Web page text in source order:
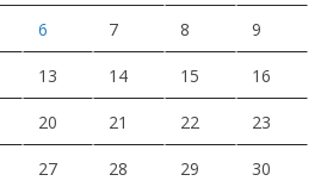
6 7 8 9
13 14 15 16
20 21 22 23
27 28 29 30